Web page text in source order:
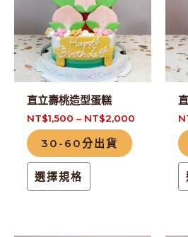
直立壽桃造型蛋糕
NT$1,500 – NT$2,000
30-60分出貨
選擇規格
有
多
種
款
可
在
產
品